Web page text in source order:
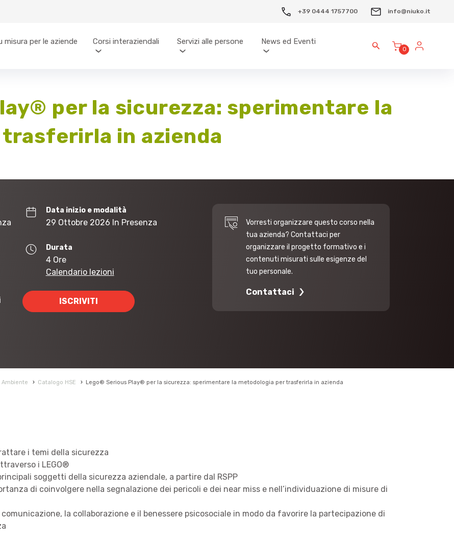
+39 0444 1757700 info@niuko.it
0
misura per le aziende Corsi interaziendali Servizi alle persone News ed Eventi
per la sicurezza: sperimentare la
in azienda
Data inizio e modalità
29 Ottobre 2026 In Presenza
Durata
4 Ore
Calendario lezioni
ISCRIVITI
Vorresti organizzare questo corso nella
tua azienda? Contattaci per
organizzare il progetto formativo e i
contenuti misurati sulle esigenze del
tuo personale.
Contattaci
Ambiente › Catalogo HSE › Lego® Serious Play® per la sicurezza: sperimentare la metodologia per trasferirla in azienda
i temi della sicurezza
i LEGO®
soggetti della sicurezza aziendale, a partire dal RSPP
di coinvolgere nella segnalazione dei pericoli e dei near miss e nell’individuazione di misure di
la collaborazione e il benessere psicosociale in modo da favorire la partecipazione di